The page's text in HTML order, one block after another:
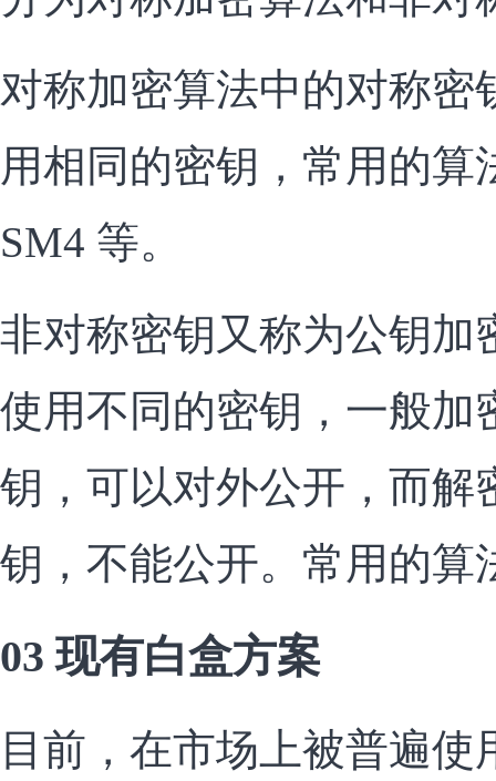
对称加密算法中的对称密
用相同的密钥，常用的算
SM4 等。
非对称密钥又称为公钥加
使用不同的密钥，一般加
钥，可以对外公开，而解
钥，不能公开。常用的算
03 现有白盒方案
目前，在市场上被普遍使